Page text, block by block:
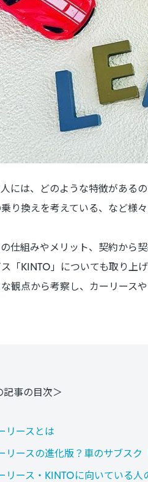
には、どのような特徴がある
り換えを考えている、など様
仕組みやメリット、契約から
「KINTO」についても取り上
観点から考察し、カーリース
記事の目次＞
リースとは
リースの進化版？車のサブスク
リース・KINTOに向いている人